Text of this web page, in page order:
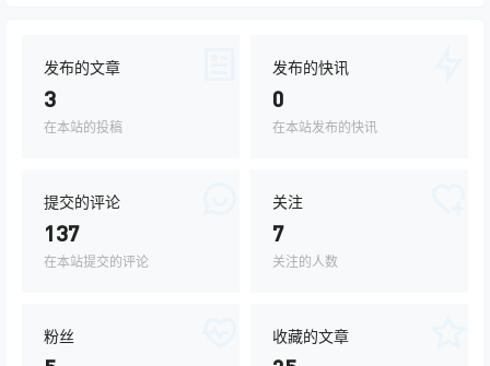
发布的文章
3
在本站的投稿
发布的快讯
0
在本站发布的快讯
提交的评论
137
在本站提交的评论
关注
7
关注的人数
粉丝 收藏的文章